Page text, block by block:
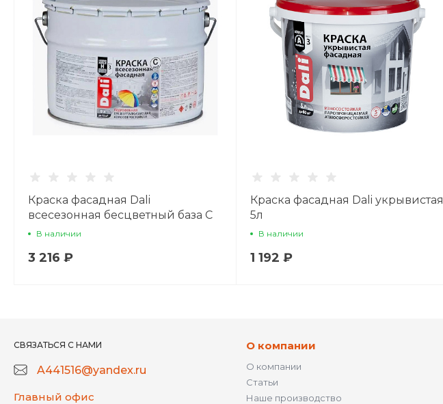
Краска фасадная Dali
всесезонная бесцветный база С
9лВ наличии
3 216 ₽
Краска фасадная Dali укрывистая
5л
В наличии
1 192 ₽
СВЯЗАТЬСЯ С НАМИ
A441516@yandex.ru
Главный офис
О компании
О компании
Статьи
Наше производство